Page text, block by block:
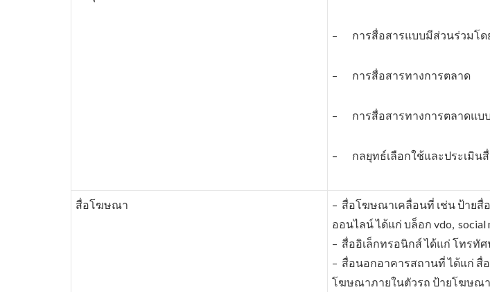
– การสื่อสารแบบมีส่วนร่วมโด
– การสื่อสารทางการตลาด
– การสื่อสารทางการตลาดแบ
– กลยุทธ์เลือกใช้และประเมิน
สื่อโฆษณา
– สื่อโฆษณาเคลื่อนที่ เช่
ออนไลน์ ได้แก่ บล็อก vdo, social
– สื่ออิเล็กทรอนิกส์ ได้แก่ โทรทั
– สื่อนอกอาคารสถานที่ ได้แก่ สื่
โฆษณาภายในตัวรถ ป้ายโฆษณ